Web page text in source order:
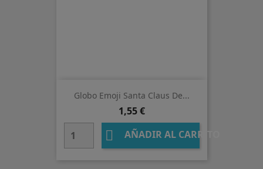
Globo Emoji Santa Claus De...
Precio
1,55 €
 AÑADIR AL CARRITO